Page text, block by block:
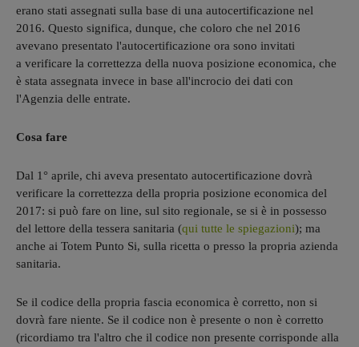
erano stati assegnati sulla base di una autocertificazione nel
2016. Questo significa, dunque, che coloro che nel 2016
avevano presentato l'autocertificazione ora sono invitati
a verificare la correttezza della nuova posizione economica, che
è stata assegnata invece in base all'incrocio dei dati con
l'Agenzia delle entrate.
Cosa fare
Dal 1° aprile, chi aveva presentato autocertificazione dovrà
verificare la correttezza della propria posizione economica del
2017: si può fare on line, sul sito regionale, se si è in possesso
del lettore della tessera sanitaria (qui tutte le spiegazioni); ma
anche ai Totem Punto Si, sulla ricetta o presso la propria azienda
sanitaria.
Se il codice della propria fascia economica è corretto, non si
dovrà fare niente. Se il codice non è presente o non è corretto
(ricordiamo tra l'altro che il codice non presente corrisponde alla